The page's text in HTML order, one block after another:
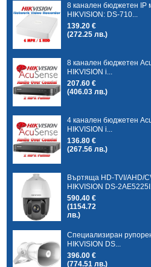
8 канален бюджетен IP
HIKVISION: DS-710...
139.20 €
(272.25 лв.)
8 канален бюджетен
HIKVISION i...
207.60 €
(406.03 лв.)
4 канален бюджетен
HIKVISION i...
136.80 €
(267.56 лв.)
Въртяща HD-TVI/AHD/
HIKVISION DS-
590.40 €
(1154.72
лв.)
Специализиран
HIKVISION DS...
396.00 €
(774.51 лв.)